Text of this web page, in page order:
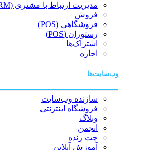
مدیریت ارتباط با مشتری (CRM)
فروش
فروشگاهی (POS)
رستوران (POS)
اشتراک‌ها
اجاره
وب‌سایت‌ها
سازنده وب‌سایت
فروشگاه اینترنتی
وبلاگ
انجمن
چت زنده
آموزش آنلاین